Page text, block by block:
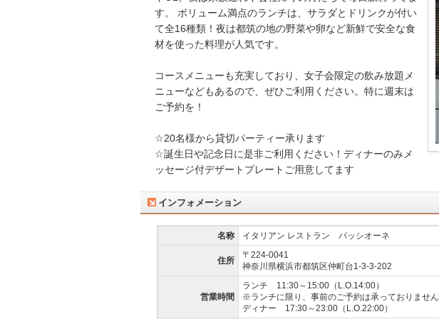
す。 ボリューム満点のランチは、サラダとドリンクが付い
て全16種類！夜は都筑の地の野菜や卵など新鮮で安全な食
材を使った料理が人気です。
コースメニューも充実しており、女子会限定の飲み放題メ
ニューなどもあるので、ぜひご利用ください。特に週末は
ご予約を！
☆20名様から貸切パーティー承ります
☆誕生日や記念日に是非ご利用ください！ディナーのみメ
ッセージ付デザートプレートご用意してます
インフォメーション
名称 イタリアン レストラン パッシオーネ
住所
〒224-0041
神奈川県横浜市都筑区仲町台1-3-3-202
営業時間
ランチ 11:30～15:00（L.O.14:00）
※ランチに限り、事前のご予約は承っておりません
ディナー 17:30～23:00（L.O.22:00）